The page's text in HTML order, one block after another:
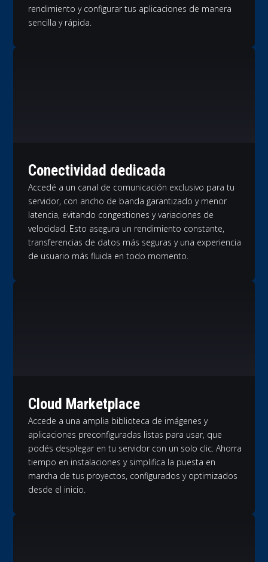
rendimiento y configurar tus aplicaciones de manera
sencilla y rápida.
Conectividad dedicada
Accedé a un canal de comunicación exclusivo para tu
servidor, con ancho de banda garantizado y menor
latencia, evitando congestiones y variaciones de
velocidad. Esto asegura un rendimiento constante,
transferencias de datos más seguras y una experiencia
de usuario más fluida en todo momento.
Cloud Marketplace
Accede a una amplia biblioteca de imágenes y
aplicaciones preconfiguradas listas para usar, que
podés desplegar en tu servidor con un solo clic. Ahorra
tiempo en instalaciones y simplifica la puesta en
marcha de tus proyectos, configurados y optimizados
desde el inicio.